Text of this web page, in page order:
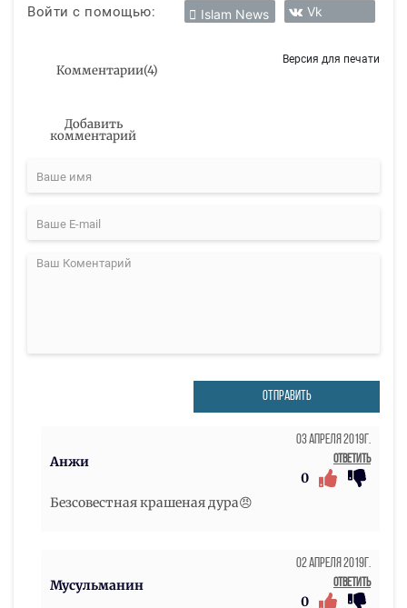
Войти с помощью: Islam News Vk
Комментарии(4)
Версия для печати
Добавить
комментарий
ОТПРАВИТЬ
Анжи
03 Апреля 2019г.
Ответить
0
Безсовестная крашеная дура😠
Мусульманин
02 Апреля 2019г.
Ответить
0